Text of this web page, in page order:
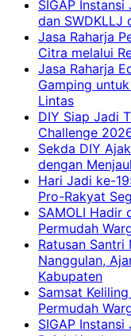
SIGAP
dan SWDKLLJ
Jasa Raharja
Citra melalui
Jasa Raharja
Gamping
Lintas
DIY Siap Jadi
Challenge
Sekda DIY
dengan
Hari Jadi ke-
Pro-Rakyat
SAMOLI Hadir
Permudah
Ratusan Santri
Nanggulan,
Kabupaten
Samsat
Permudah
SIGAP